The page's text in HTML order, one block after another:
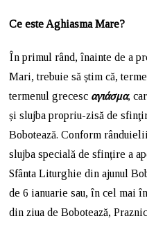
Ce este Aghiasma Mare?
În primul rând, înainte de a
Mari, trebuie să știm că,
termenul grecesc αγιάσμα,
și slujba propriu-zisă de
Bobotează. Conform
slujba specială de sfințire a
Sfânta Liturghie din ajunul
de 6 ianuarie sau, în cel mai
din ziua de Bobotează,